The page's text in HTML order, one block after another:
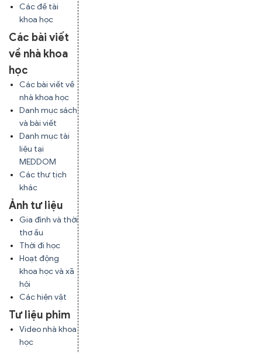
Các đề tài
khoa học
Các bài viết
về nhà khoa
học
Các bài viết về
nhà khoa học
Danh mục sách
và bài viết
Danh mục tài
liệu tại
MEDDOM
Các thư tịch
khác
Ảnh tư liệu
Gia đình và thời
thơ ấu
Thời đi học
Hoạt động
khoa học và xã
hội
Các hiện vật
Tư liệu phim
Video nhà khoa
học